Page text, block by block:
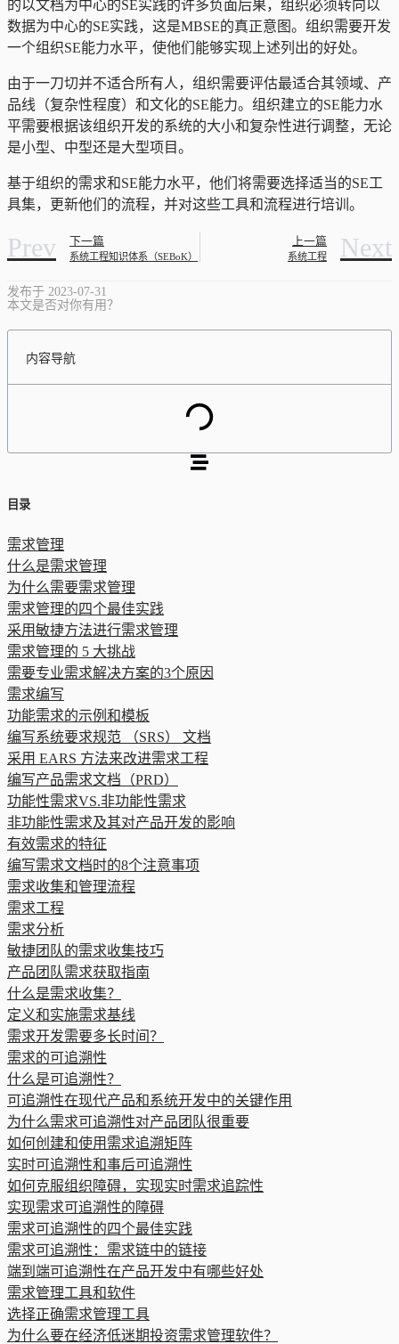
的以文档为中心的SE实践的许多负面后果，组织必须转向以
数据为中心的SE实践，这是MBSE的真正意图。组织需要开发
一个组织SE能力水平，使他们能够实现上述列出的好处。
由于一刀切并不适合所有人，组织需要评估最适合其领域、产
品线（复杂性程度）和文化的SE能力。组织建立的SE能力水
平需要根据该组织开发的系统的大小和复杂性进行调整，无论
是小型、中型还是大型项目。
基于组织的需求和SE能力水平，他们将需要选择适当的SE工
具集，更新他们的流程，并对这些工具和流程进行培训。
Prev 下一篇
系统工程知识体系（SEBoK）
上一篇
系统工程 Next
发布于 2023-07-31
本文是否对你有用？
内容导航
目录
需求管理
什么是需求管理
为什么需要需求管理
需求管理的四个最佳实践
采用敏捷方法进行需求管理
需求管理的 5 大挑战
需要专业需求解决方案的3个原因
需求编写
功能需求的示例和模板
编写系统要求规范 （SRS） 文档
采用 EARS 方法来改进需求工程
编写产品需求文档（PRD）
功能性需求VS.非功能性需求
非功能性需求及其对产品开发的影响
有效需求的特征
编写需求文档时的8个注意事项
需求收集和管理流程
需求工程
需求分析
敏捷团队的需求收集技巧
产品团队需求获取指南
什么是需求收集？
定义和实施需求基线
需求开发需要多长时间？
需求的可追溯性
什么是可追溯性？
可追溯性在现代产品和系统开发中的关键作用
为什么需求可追溯性对产品团队很重要
如何创建和使用需求追溯矩阵
实时可追溯性和事后可追溯性
如何克服组织障碍，实现实时需求追踪性
实现需求可追溯性的障碍
需求可追溯性的四个最佳实践
需求可追溯性：需求链中的链接
端到端可追溯性在产品开发中有哪些好处
需求管理工具和软件
选择正确需求管理工具
为什么要在经济低迷期投资需求管理软件？